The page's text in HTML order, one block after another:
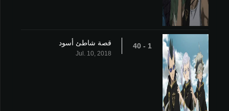
1 - 40 قصة شاطئ أسود
Jul. 10, 2018